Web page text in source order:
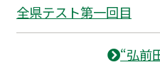
全県テスト第一回目
“弘前